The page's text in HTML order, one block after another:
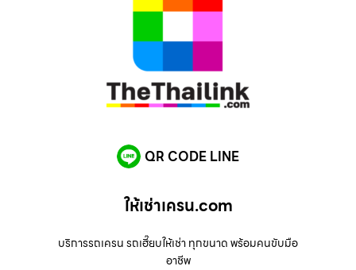
QR CODE LINE
ให้เช่าเครน.com
บริการรถเครน รถเฮี๊ยบให้เช่า ทุกขนาด พร้อมคนขับมือ
อาชีพ